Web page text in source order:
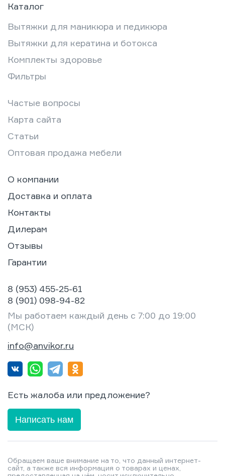
Каталог
Вытяжки для маникюра и педикюра
Вытяжки для кератина и ботокса
Комплекты здоровье
Фильтры
Частые вопросы
Карта сайта
Статьи
Оптовая продажа мебели
О компании
Доставка и оплата
Контакты
Дилерам
Отзывы
Гарантии
8 (953) 455-25-61
8 (901) 098-94-82
Мы работаем каждый день с 7:00 до 19:00
(МСК)
info@anvikor.ru
Есть жалоба или предложение?
Написать нам
Обращаем ваше внимание на то, что данный интернет-
сайт, а также вся информация о товарах и ценах,